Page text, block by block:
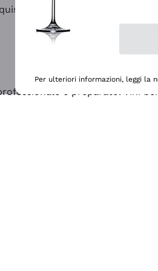
e preparato. Vini
Per ulteriori informazioni, leggi la